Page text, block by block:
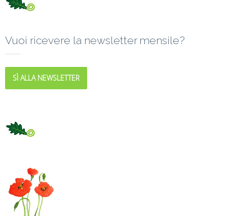
Vuoi ricevere la newsletter mensile?
SÌ ALLA NEWSLETTER